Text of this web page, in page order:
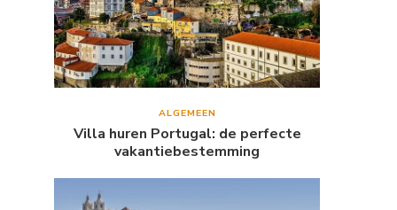
ALGEMEEN
Villa huren Portugal: de perfecte
vakantiebestemming